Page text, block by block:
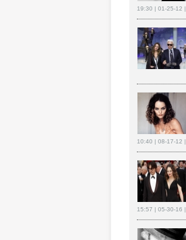
19:30 | 01-25-12 |
10:40 | 08-17-12 |
15:57 | 05-30-16 |